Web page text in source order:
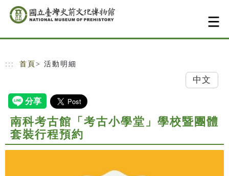
跳到主要內容
網站導覽
::: 首頁 > 活動明細
中文
南科考古館「考古小學堂」學校暨團體
套裝行程預約